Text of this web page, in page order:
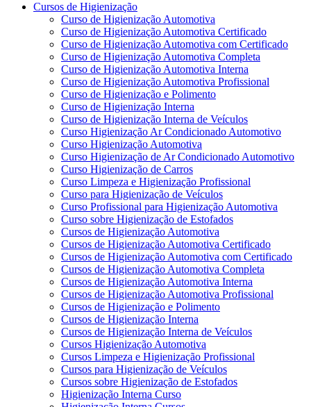
Cursos de Higienização
Curso de Higienização Automotiva
Curso de Higienização Automotiva Certificado
Curso de Higienização Automotiva com Certificado
Curso de Higienização Automotiva Completa
Curso de Higienização Automotiva Interna
Curso de Higienização Automotiva Profissional
Curso de Higienização e Polimento
Curso de Higienização Interna
Curso de Higienização Interna de Veículos
Curso Higienização Ar Condicionado Automotivo
Curso Higienização Automotiva
Curso Higienização de Ar Condicionado Automotivo
Curso Higienização de Carros
Curso Limpeza e Higienização Profissional
Curso para Higienização de Veículos
Curso Profissional para Higienização Automotiva
Curso sobre Higienização de Estofados
Cursos de Higienização Automotiva
Cursos de Higienização Automotiva Certificado
Cursos de Higienização Automotiva com Certificado
Cursos de Higienização Automotiva Completa
Cursos de Higienização Automotiva Interna
Cursos de Higienização Automotiva Profissional
Cursos de Higienização e Polimento
Cursos de Higienização Interna
Cursos de Higienização Interna de Veículos
Cursos Higienização Automotiva
Cursos Limpeza e Higienização Profissional
Cursos para Higienização de Veículos
Cursos sobre Higienização de Estofados
Higienização Interna Curso